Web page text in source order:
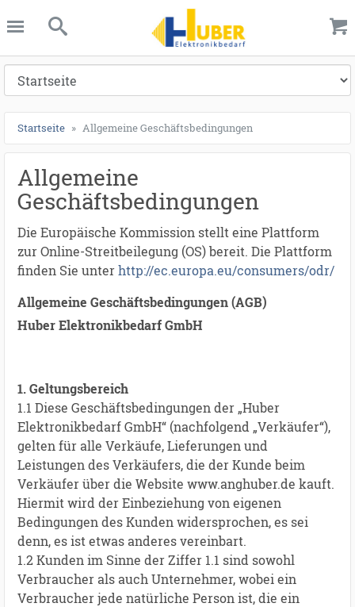
schließen
Suche
Startseite Allgemeine Geschäftsbedingungen
Allgemeine
Geschäftsbedingungen
Die Europäische Kommission stellt eine Plattform
zur Online-Streitbeilegung (OS) bereit. Die Plattform
finden Sie unterhttp://ec.europa.eu/consumers/odr/
Allgemeine Geschäftsbedingungen (AGB)
Huber Elektronikbedarf GmbH
1. Geltungsbereich
1.1 Diese Geschäftsbedingungen der „Huber
Elektronikbedarf GmbH“ (nachfolgend „Verkäufer“),
gelten für alle Verkäufe, Lieferungen und
Leistungen des Verkäufers, die der Kunde beim
Verkäufer über die Website www.anghuber.de kauft.
Hiermit wird der Einbeziehung von eigenen
Bedingungen des Kunden widersprochen, es sei
denn, es ist etwas anderes vereinbart.
1.2 Kunden im Sinne der Ziffer 1.1 sind sowohl
Verbraucher als auch Unternehmer, wobei ein
Verbraucher jede natürliche Person ist, die ein